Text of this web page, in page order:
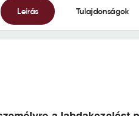
Leírás Tulajdonságok